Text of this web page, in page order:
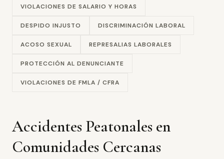
VIOLACIONES DE SALARIO Y HORAS
DESPIDO INJUSTO DISCRIMINACIÓN LABORAL
ACOSO SEXUAL REPRESALIAS LABORALES
PROTECCIÓN AL DENUNCIANTE
VIOLACIONES DE FMLA / CFRA
Accidentes Peatonales en
Comunidades Cercanas